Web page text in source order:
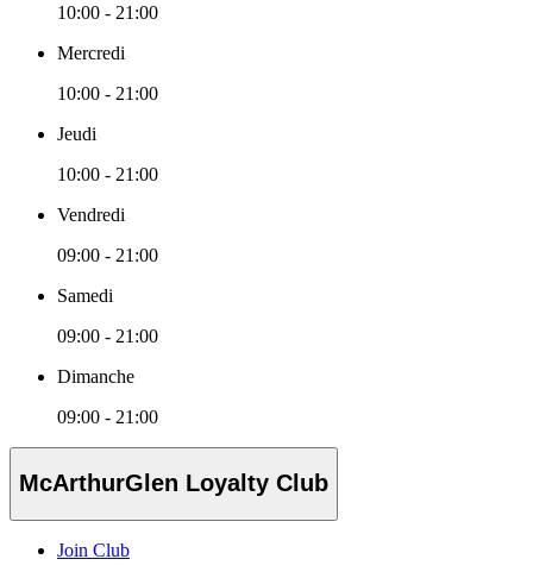
10:00 - 21:00
Mercredi
10:00 - 21:00
Jeudi
10:00 - 21:00
Vendredi
09:00 - 21:00
Samedi
09:00 - 21:00
Dimanche
09:00 - 21:00
McArthurGlen Loyalty Club
Join Club